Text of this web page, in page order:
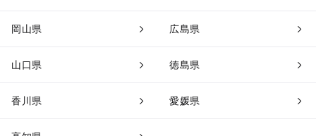
岡山県 広島県
山口県 徳島県
香川県 愛媛県